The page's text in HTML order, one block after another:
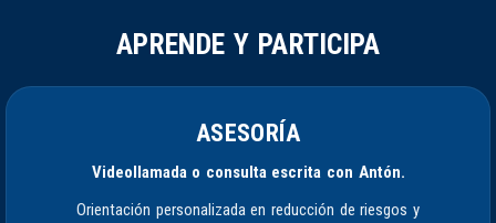
APRENDE Y PARTICIPA
ASESORÍA
Videollamada o consulta escrita con Antón.
Orientación personalizada en reducción de riesgos y